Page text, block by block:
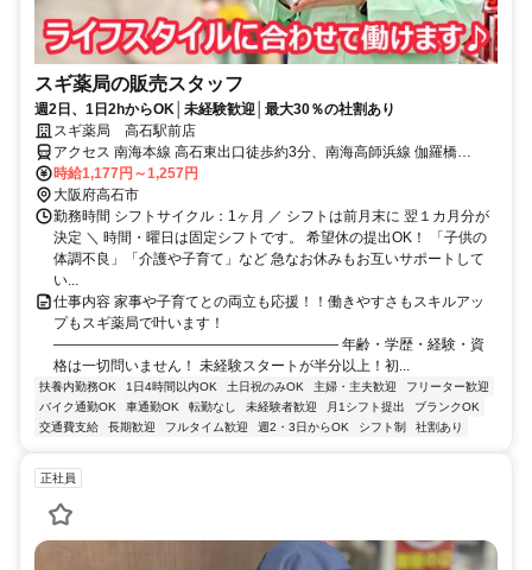
スギ薬局の販売スタッフ
週2日、1日2hからOK│未経験歓迎│最大30％の社割あり
スギ薬局 高石駅前店
アクセス 南海本線 高石東出口徒歩約3分、南海高師浜線 伽羅橋
〔南〕羽衣駅方面乗降場口、南海本線 北助松東出口徒歩約15分
時給1,177円～1,257円
大阪府高石市
勤務時間 シフトサイクル：1ヶ月 ／ シフトは前月末に 翌１カ月分が
決定 ＼ 時間・曜日は固定シフトです。 希望休の提出OK！ 「子供の
体調不良」「介護や子育て」など 急なお休みもお互いサポートして
い...
仕事内容 家事や子育てとの両立も応援！！働きやすさもスキルアッ
プもスギ薬局で叶います！
―――――――――――――――――――― 年齢・学歴・経験・資
格は一切問いません！ 未経験スタートが半分以上！初...
扶養内勤務OK 1日4時間以内OK 土日祝のみOK 主婦・主夫歓迎
フリーター歓迎
バイク通勤OK
車通勤OK 転勤なし 未経験者歓迎 月1シフト提出
ブランクOK
交通費支給
長期歓迎 フルタイム歓迎 週2・3日からOK シフト制 社割あり
正社員